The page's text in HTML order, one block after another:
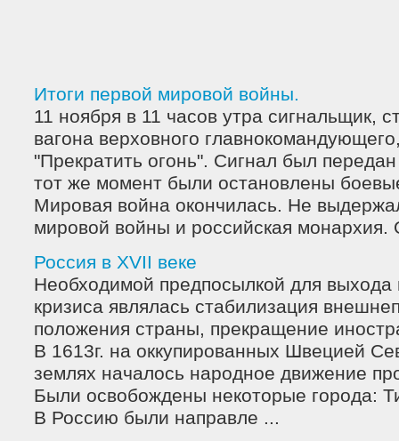
Итоги первой мировой войны.
11 ноября в 11 часов утра сигнальщик,
вагона верховного
"Прекратить огонь". Сигнал был
тот же момент были остановлены
Мировая война окончилась. Не
мировой войны и российская
Россия в XVII веке
Необходимой предпосылкой для выхода
кризиса являлась стабилизация
положения страны, прекращение
В 1613г. на оккупированных Швецией
землях началось народное движение
Были освобождены некоторые города:
В Россию были направле ...